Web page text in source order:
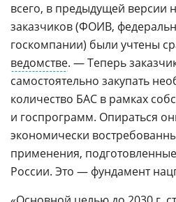
всего, в предыдущей версии
заказчиков (ФОИВ,
госкомпании) были учтены
ведомстве. — Теперь
самостоятельно закупать
количество БАС в рамках
и госпрограмм. Опираться
экономически
применения,
России. Это — фундамент